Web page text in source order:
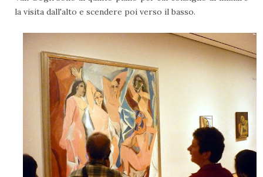
la visita dall'alto e scendere poi verso il basso.